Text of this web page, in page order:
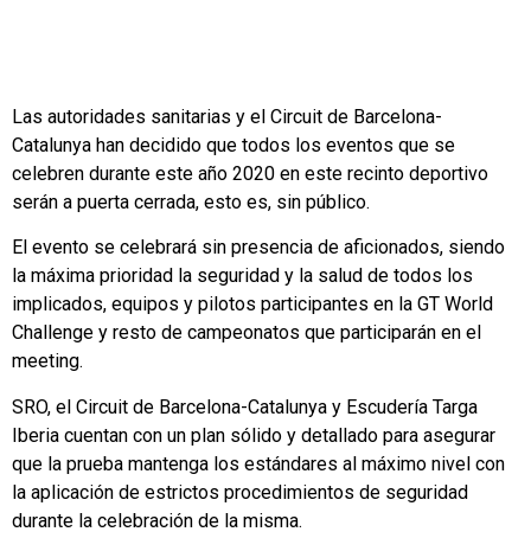
Las autoridades sanitarias y el Circuit de Barcelona-
Catalunya han decidido que todos los eventos que se
celebren durante este año 2020 en este recinto deportivo
serán a puerta cerrada, esto es, sin público.
El evento se celebrará sin presencia de aficionados, siendo
la máxima prioridad la seguridad y la salud de todos los
implicados, equipos y pilotos participantes en la GT World
Challenge y resto de campeonatos que participarán en el
meeting.
SRO, el Circuit de Barcelona-Catalunya y Escudería Targa
Iberia cuentan con un plan sólido y detallado para asegurar
que la prueba mantenga los estándares al máximo nivel con
la aplicación de estrictos procedimientos de seguridad
durante la celebración de la misma.